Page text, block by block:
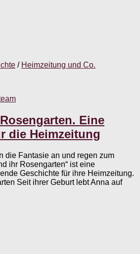
/ Heimzeitung und Co.
Eine
die Heimzeitung
die Fantasie an und regen zum
ihr Rosengarten“ ist eine
Geschichte für ihre Heimzeitung.
Seit ihrer Geburt lebt Anna auf